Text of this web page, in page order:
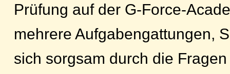
Prüfung auf der G-Force-
mehrere Aufgabengattungen,
sich sorgsam durch die